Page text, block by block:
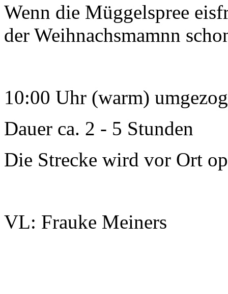
Wenn die Müggelspree
der Weihnachsmamnn
10:00 Uhr (warm)
Dauer ca. 2 - 5 Stunden
Die Strecke wird vor Ort
VL: Frauke Meiners